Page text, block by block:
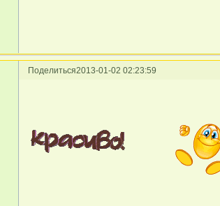
Поделиться2013-01-02 02:23:59